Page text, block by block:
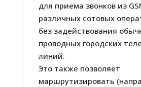
для приема звонков из
различных сотовых
без задействования
проводных городских
линий.
Это также позволяет
маршрутизировать